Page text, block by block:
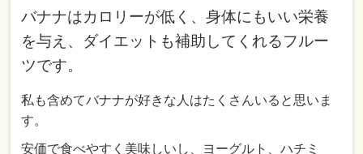
バナナはカロリーが低く、身体にもいい栄養
を与え、ダイエットも補助してくれるフルー
ツです。
私も含めてバナナが好きな人はたくさんいると思いま
す。
安価で食べやすく美味しいし、ヨーグルト、ハチミ